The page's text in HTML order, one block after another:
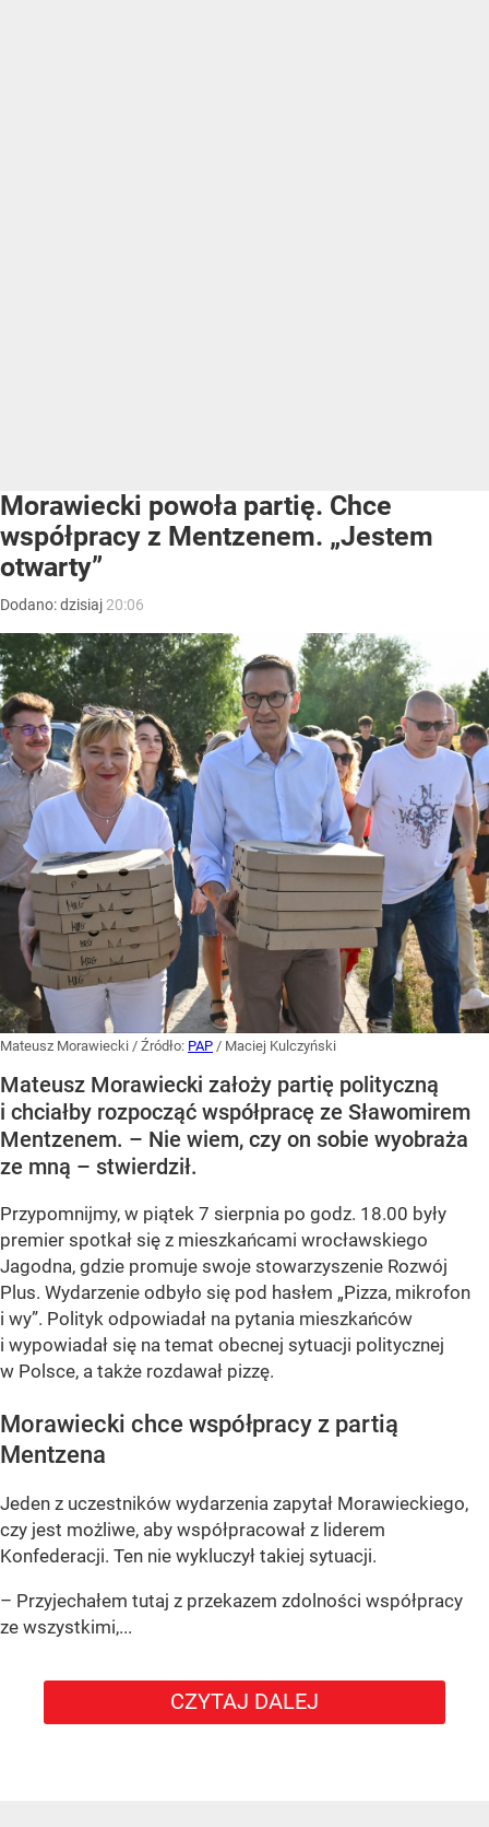
Morawiecki powoła partię. Chce
współpracy z Mentzenem. „Jestem
otwarty”
Dodano:dzisiaj 20:06
Mateusz Morawiecki / Źródło: PAP / Maciej Kulczyński
Mateusz Morawiecki założy partię polityczną
i chciałby rozpocząć współpracę ze Sławomirem
Mentzenem. – Nie wiem, czy on sobie wyobraża
ze mną – stwierdził.
Przypomnijmy, w piątek 7 sierpnia po godz. 18.00 były
premier spotkał się z mieszkańcami wrocławskiego
Jagodna, gdzie promuje swoje stowarzyszenie Rozwój
Plus. Wydarzenie odbyło się pod hasłem „Pizza, mikrofon
i wy”. Polityk odpowiadał na pytania mieszkańców
i wypowiadał się na temat obecnej sytuacji politycznej
w Polsce, a także rozdawał pizzę.
Morawiecki chce współpracy z partią
Mentzena
Jeden z uczestników wydarzenia zapytał Morawieckiego,
czy jest możliwe, aby współpracował z liderem
Konfederacji. Ten nie wykluczył takiej sytuacji.
– Przyjechałem tutaj z przekazem zdolności współpracy
ze wszystkimi,...
CZYTAJ DALEJ